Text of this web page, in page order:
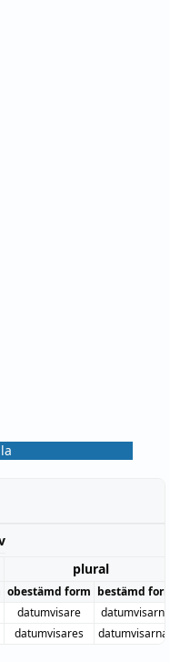
plural
obestämd form bestämd
datumvisare
datumvisarna
datumvisares